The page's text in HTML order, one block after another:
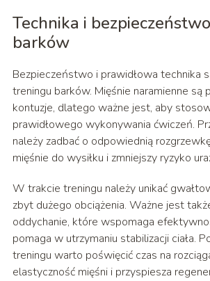
Technika i
barków
Bezpieczeństwo i prawidłowa technika
treningu barków. Mięśnie naramienne są
kontuzje, dlatego ważne jest, aby
prawidłowego wykonywania ćwiczeń.
należy zadbać o odpowiednią
mięśnie do wysiłku i zmniejszy ryzyko
W trakcie treningu należy unikać
zbyt dużego obciążenia. Ważne jest
oddychanie, które wspomaga
pomaga w utrzymaniu stabilizacji ciała.
treningu warto poświęcić czas na
elastyczność mięśni i przyspiesza